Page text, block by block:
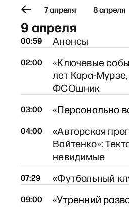
6 апреля 7 апреля 8 апреля
9 апреля
00:59 Анонсы
02:00
«Ключевые
лет Кара-Мурзе,
ФСОшник
03:00 «Персонально
04:00
«Авторская
Вайтенко»:
невидимые
07:29 «Футбольный
09:00 «Утренний
«Диалоги» с